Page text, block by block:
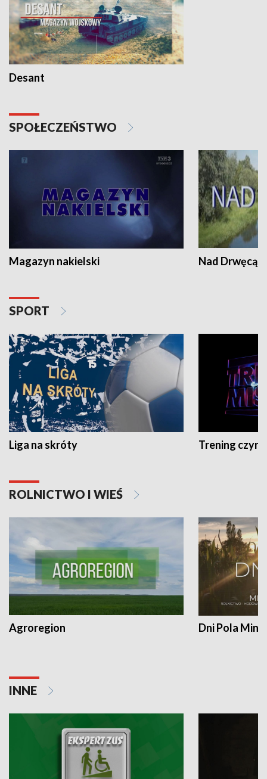
Desant
SPOŁECZEŃSTWO
Magazyn nakielski Nad Drwęcą
SPORT
Liga na skróty Trening czyni
ROLNICTWO I WIEŚ
Agroregion Dni Pola
INNE